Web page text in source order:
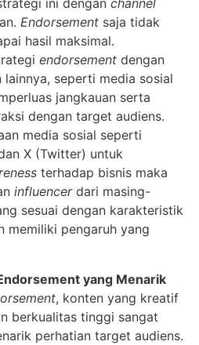
Endorsement saja tidak
hasil maksimal.
endorsement dengan
lainnya, seperti media sosial
jangkauan serta
dengan target audiens.
media sosial seperti
X (Twitter) untuk
terhadap bisnis maka
influencerdari masing-
sesuai dengan karakteristik
memiliki pengaruh yang
yang Menarik
, konten yang kreatif
berkualitas tinggi sangat
perhatian target audiens.